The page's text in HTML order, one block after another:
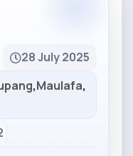
28 July 2025
,Maulafa,